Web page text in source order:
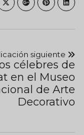
siguiente
célebres de
en el Museo
de Arte
Decorativo